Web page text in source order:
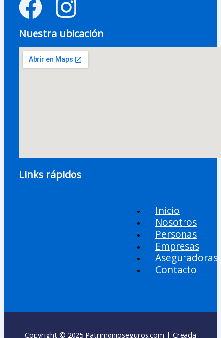
Nuestra ubicación
Links rápidos
Inicio
Nosotros
Personas
Empresas
Aseguradoras
Contacto
Copyright © 2025 Patrimonioseguros.com | Creada